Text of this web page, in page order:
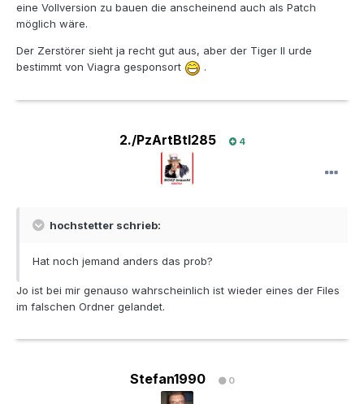
eine Vollversion zu bauen die anscheinend auch als Patch
möglich wäre.
Der Zerstörer sieht ja recht gut aus, aber der Tiger II urde
bestimmt von Viagra gesponsort
.
2./PzArtBtl285 4
hochstetter schrieb:
Hat noch jemand anders das prob?
Jo ist bei mir genauso wahrscheinlich ist wieder eines der Files
im falschen Ordner gelandet.
Stefan1990 0